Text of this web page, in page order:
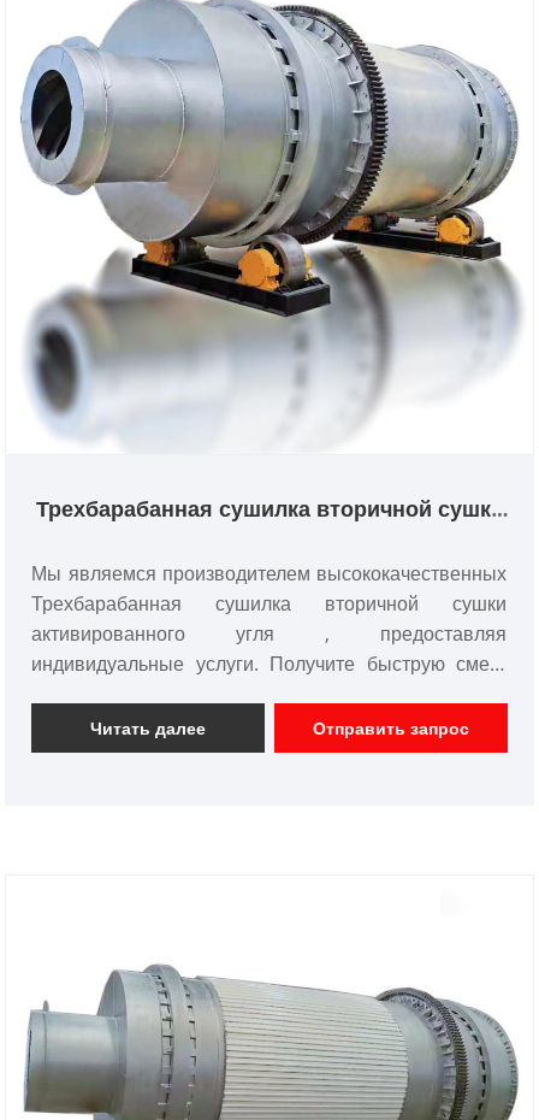
Трехбарабанная сушилка вторичной сушки
Мы являемся производителем высококачественных
Трехбарабанная сушилка вторичной сушки
активированного угля , предоставляя
индивидуальные услуги. Получите быструю смету
Читать далее Отправить запрос